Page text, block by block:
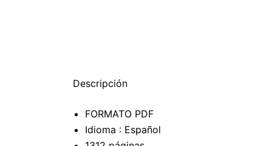
Descripción
FORMATO PDF
Idioma : Español